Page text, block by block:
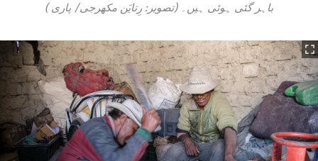
باہر گئی ہوئی ہیں۔ (تصویر: رِتایَن مکھرجی/ پاری)